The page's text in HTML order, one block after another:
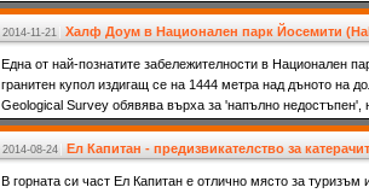
забележителности.
2014-11-21 Халф Доум в Национален парк Йосемити
Една от най-познатите забележителности в Национален
гранитен купол издигащ се на 1444 метра над дъното на
Geological Survey обявява върха за 'напълно недостъпен',
G. Anderson го покорява.
2014-08-24 Ел Капитан - предизвикателство за
В горната си част Ел Капитан е отлично място за туризъм